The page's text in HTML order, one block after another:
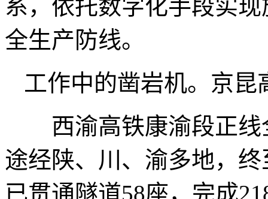
系，依托数字化手段实
全生产防线。
工作中的凿岩机。京昆
西渝高铁康渝段正线
途经陕、川、渝多地，
已贯通隧道58座，完成